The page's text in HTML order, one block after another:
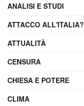
ANALISI E STUDI
ATTACCO ALL'ITALIA?
ATTUALITÀ
CENSURA
CHIESA E POTERE
CLIMA